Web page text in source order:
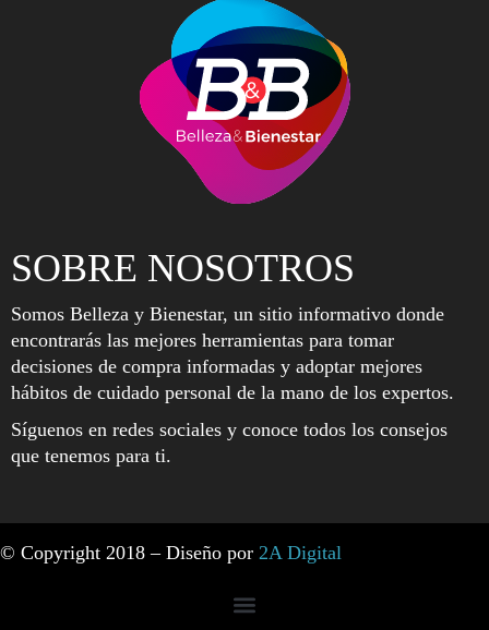
SOBRE NOSOTROS
Somos Belleza y Bienestar, un sitio informativo donde
encontrarás las mejores herramientas para tomar
decisiones de compra informadas y adoptar mejores
hábitos de cuidado personal de la mano de los expertos.
Síguenos en redes sociales y conoce todos los consejos
que tenemos para ti.
© Copyright 2018 – Diseño por 2A Digital